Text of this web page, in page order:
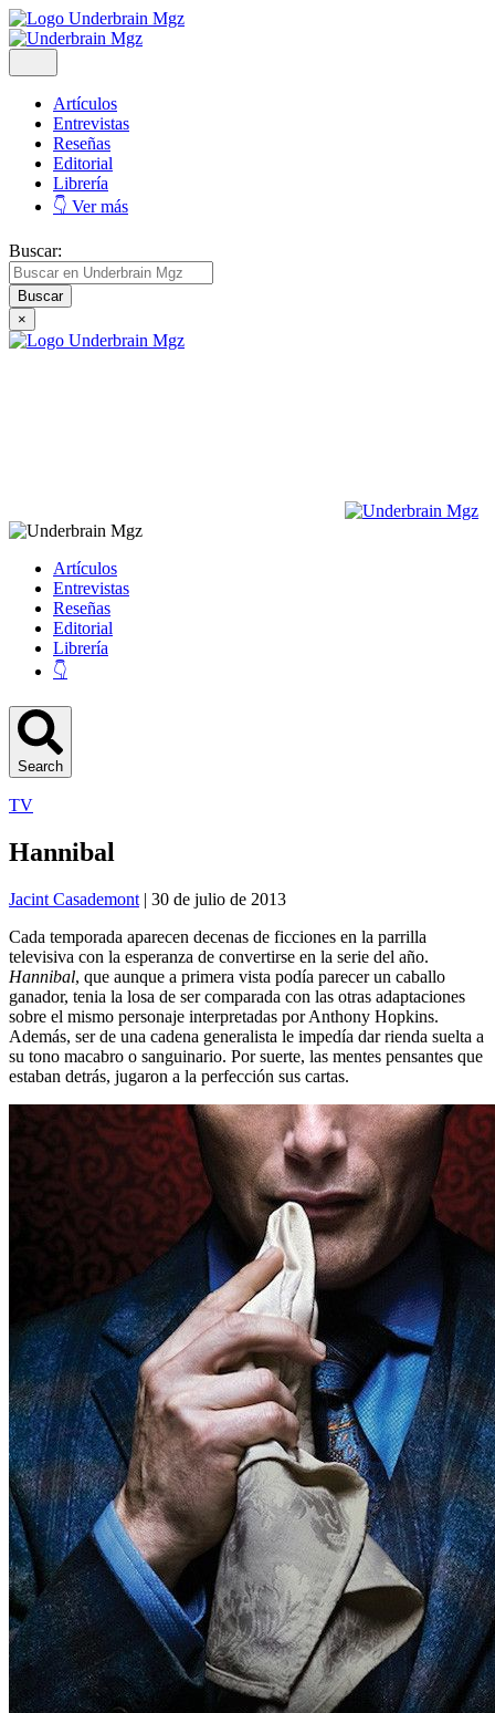
Artículos
Entrevistas
Reseñas
Editorial
Librería
👇 Ver más
Buscar:
×
Artículos
Entrevistas
Reseñas
Editorial
Librería
👇
Search
TV
Hannibal
Jacint Casademont | 30 de julio de 2013
Cada temporada aparecen decenas de ficciones en la parrilla
televisiva con la esperanza de convertirse en la serie del año.
Hannibal, que aunque a primera vista podía parecer un caballo
ganador, tenia la losa de ser comparada con las otras adaptaciones
sobre el mismo personaje interpretadas por Anthony Hopkins.
Además, ser de una cadena generalista le impedía dar rienda suelta a
su tono macabro o sanguinario. Por suerte, las mentes pensantes que
estaban detrás, jugaron a la perfección sus cartas.